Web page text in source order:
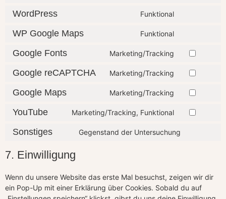
WordPress Funktional
WP Google Maps Funktional
Google Fonts Marketing/Tracking
Google reCAPTCHA Marketing/Tracking
Google Maps Marketing/Tracking
YouTube Marketing/Tracking, Funktional
Sonstiges Gegenstand der Untersuchung
7. Einwilligung
Wenn du unsere Website das erste Mal besuchst, zeigen wir dir
ein Pop-Up mit einer Erklärung über Cookies. Sobald du auf